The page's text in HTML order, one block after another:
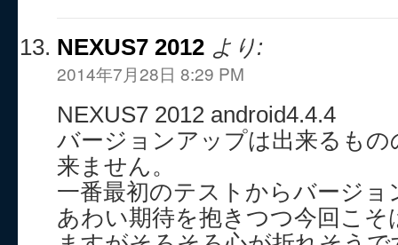
NEXUS7 2012 より:
2014年7月28日 8:29 PM
NEXUS7 2012 android4.4.4
バージョンアップは出来るも
来ません。
一番最初のテストからバージ
あわい期待を抱きつつ今回こ